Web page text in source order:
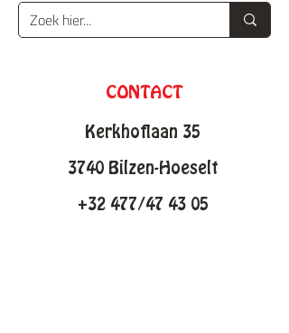
CONTACT
Kerkhoflaan 35
3740 Bilzen-Hoeselt
+32 477/47 43 05